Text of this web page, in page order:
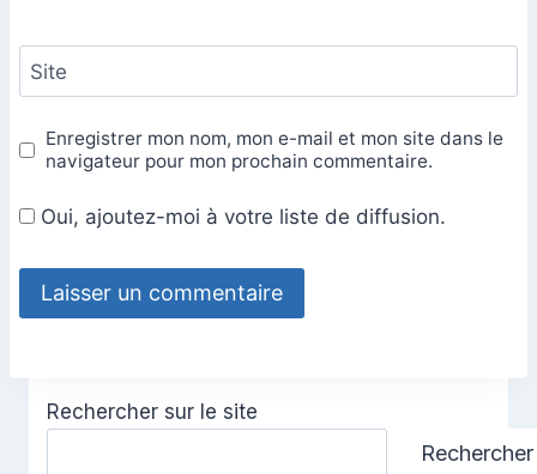
Site
Enregistrer mon nom, mon e-mail et mon site dans le
navigateur pour mon prochain commentaire.
Oui, ajoutez-moi à votre liste de diffusion.
Rechercher sur le site
Rechercher